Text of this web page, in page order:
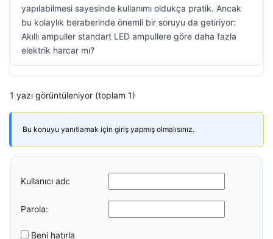
yapılabilmesi sayesinde kullanımı oldukça pratik. Ancak
bu kolaylık beraberinde önemli bir soruyu da getiriyor:
Akıllı ampuller standart LED ampullere göre daha fazla
elektrik harcar mı?
1 yazı görüntüleniyor (toplam 1)
Bu konuyu yanıtlamak için giriş yapmış olmalısınız.
Kullanıcı adı:
Parola:
Beni hatırla